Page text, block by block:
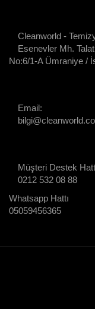
Cleanworld -
Esenevler Mh.
No:6/1-A Ümraniye /
Email:
Müşteri Destek
0212 532 08 88
Whatsapp Hattı
05059456365